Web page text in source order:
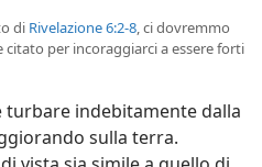
di Rivelazione 6:2-8, ci dovremmo
citato per incoraggiarci a essere forti
turbare indebitamente dalla
sulla terra.